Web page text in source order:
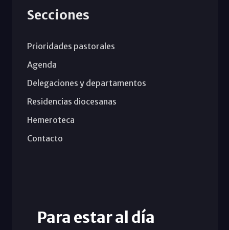
Secciones
Prioridades pastorales
Agenda
Delegaciones y departamentos
Residencias diocesanas
Hemeroteca
Contacto
Para estar al día